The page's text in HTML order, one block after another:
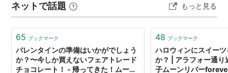
原朔太郎詩集、新潮文庫、４１頁〜４２頁）
ネットで話題 もっと見る
65 ブックマーク
バレンタインの準備はいかがでしょう
か？〜今しか買えないフェアトレード
チョコレート！ - 帰ってきた！ムーン
48 ブックマーク
ハロウィンにスイー
か？ | アラフォー通り
子ムーンリバー